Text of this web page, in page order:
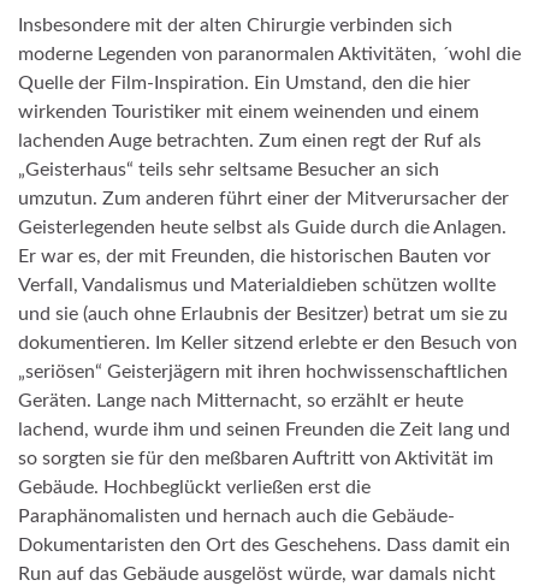
Insbesondere mit der alten Chirurgie verbinden sich
moderne Legenden von paranormalen Aktivitäten, ´wohl die
Quelle der Film-Inspiration. Ein Umstand, den die hier
wirkenden Touristiker mit einem weinenden und einem
lachenden Auge betrachten. Zum einen regt der Ruf als
„Geisterhaus“ teils sehr seltsame Besucher an sich
umzutun. Zum anderen führt einer der Mitverursacher der
Geisterlegenden heute selbst als Guide durch die Anlagen.
Er war es, der mit Freunden, die historischen Bauten vor
Verfall, Vandalismus und Materialdieben schützen wollte
und sie (auch ohne Erlaubnis der Besitzer) betrat um sie zu
dokumentieren. Im Keller sitzend erlebte er den Besuch von
„seriösen“ Geisterjägern mit ihren hochwissenschaftlichen
Geräten. Lange nach Mitternacht, so erzählt er heute
lachend, wurde ihm und seinen Freunden die Zeit lang und
so sorgten sie für den meßbaren Auftritt von Aktivität im
Gebäude. Hochbeglückt verließen erst die
Paraphänomalisten und hernach auch die Gebäude-
Dokumentaristen den Ort des Geschehens. Dass damit ein
Run auf das Gebäude ausgelöst würde, war damals nicht